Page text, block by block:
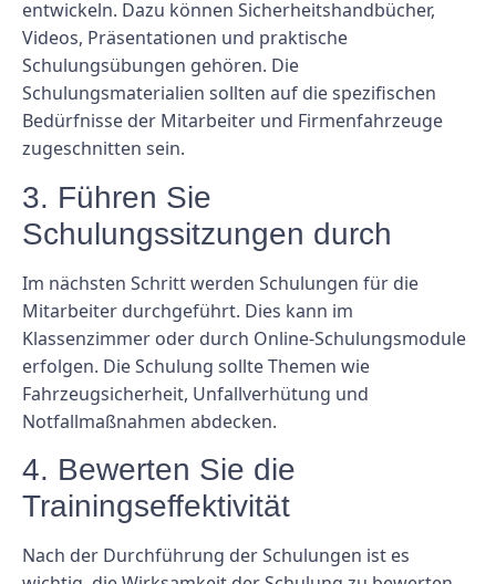
entwickeln. Dazu können Sicherheitshandbücher,
Videos, Präsentationen und praktische
Schulungsübungen gehören. Die
Schulungsmaterialien sollten auf die spezifischen
Bedürfnisse der Mitarbeiter und Firmenfahrzeuge
zugeschnitten sein.
3. Führen Sie
Schulungssitzungen durch
Im nächsten Schritt werden Schulungen für die
Mitarbeiter durchgeführt. Dies kann im
Klassenzimmer oder durch Online-Schulungsmodule
erfolgen. Die Schulung sollte Themen wie
Fahrzeugsicherheit, Unfallverhütung und
Notfallmaßnahmen abdecken.
4. Bewerten Sie die
Trainingseffektivität
Nach der Durchführung der Schulungen ist es